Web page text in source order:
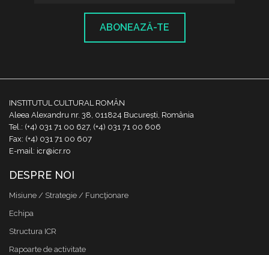
ABONEAZĂ-TE
INSTITUTUL CULTURAL ROMÂN
Aleea Alexandru nr. 38, 011824 București, România
Tel.: (+4) 031 71 00 627, (+4) 031 71 00 606
Fax: (+4) 031 71 00 607
E-mail: icr@icr.ro
DESPRE NOI
Misiune / Strategie / Funcţionare
Echipa
Structura ICR
Rapoarte de activitate